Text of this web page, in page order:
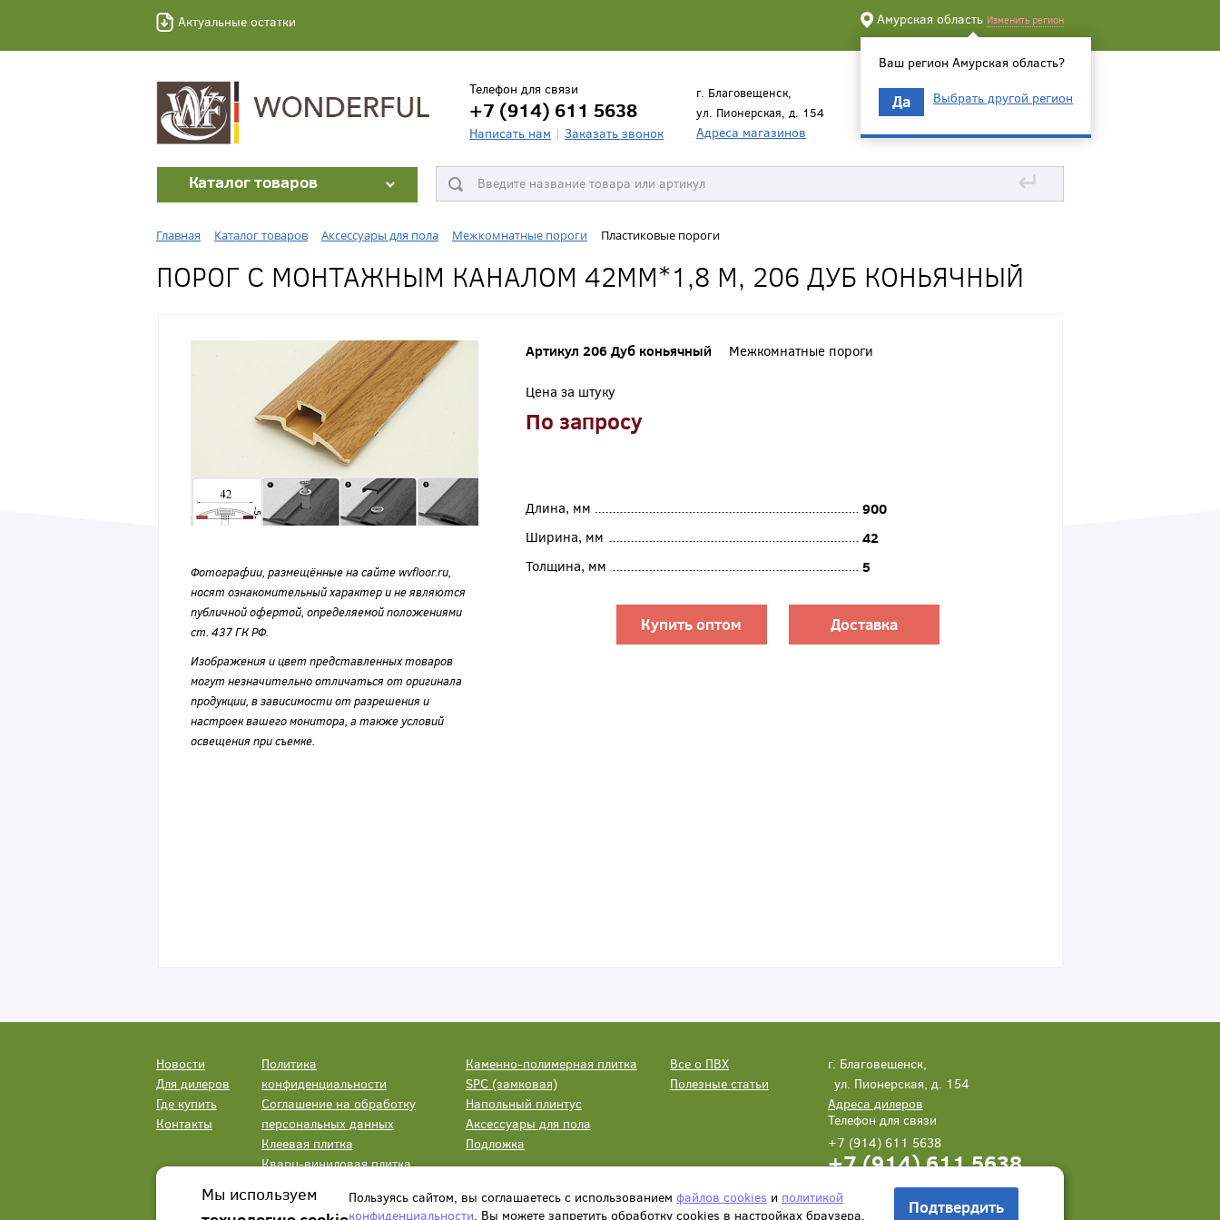
Актуальные остатки Амурская область Изменить регион
Ваш регион Амурская область?
Да Выбрать другой регион
Телефон для связи
+7 (914) 611 5638
Написать нам Заказать звонок
г. Благовещенск,
ул. Пионерская, д. 154
Адреса магазинов
Каталог товаров ↵
Главная Каталог товаров Аксессуары для пола Межкомнатные пороги Пластиковые пороги
ПОРОГ С МОНТАЖНЫМ КАНАЛОМ 42ММ*1,8 М, 206 ДУБ КОНЬЯЧНЫЙ
Фотографии, размещённые на сайте wvfloor.ru,
носят ознакомительный характер и не являются
публичной офертой, определяемой положениями
ст. 437 ГК РФ.
Изображения и цвет представленных товаров
могут незначительно отличаться от оригинала
продукции, в зависимости от разрешения и
настроек вашего монитора, а также условий
освещения при съемке.
Артикул 206 Дуб коньячный Межкомнатные пороги
Цена за штуку
По запросу
Длина, мм
900
Ширина, мм
42
Толщина, мм
5
Купить оптом Доставка
Новости
Для дилеров
Где купить
Контакты
Политика
конфиденциальности
Соглашение на обработку
персональных данных
Клеевая плитка
Кварц-виниловая плитка
Каменно-полимерная плитка
SPC (замковая)
Напольный плинтус
Аксессуары для пола
Подложка
Все о ПВХ
Полезные статьи
г. Благовещенск,
ул. Пионерская, д. 154
Адреса дилеров
Телефон для связи
+7 (914) 611 5638
+7 (914) 611 5638
Написать нам Заказать звонок
Мы используем
Пользуясь сайтом, вы соглашаетесь с использованием файлов cookies и политикой
конфиденциальности. Вы можете запретить обработку сookies в настройках браузера. Подтвердить